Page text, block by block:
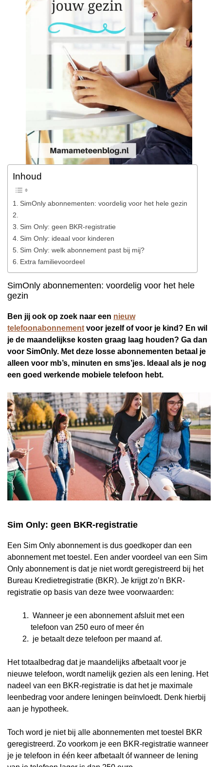
Inhoud
SimOnly abonnementen: voordelig voor het hele gezin
Sim Only: geen BKR-registratie
Sim Only: ideaal voor kinderen
Sim Only: welk abonnement past bij mij?
Extra familievoordeel
SimOnly abonnementen: voordelig voor het hele
gezin
Ben jij ook op zoek naar een nieuw
telefoonabonnement voor jezelf of voor je kind? En wil
je de maandelijkse kosten graag laag houden? Ga dan
voor SimOnly. Met deze losse abonnementen betaal je
alleen voor mb’s, minuten en sms’jes. Ideaal als je nog
een goed werkende mobiele telefoon hebt.
Sim Only: geen BKR-registratie
Een Sim Only abonnement is dus goedkoper dan een
abonnement met toestel. Een ander voordeel van een Sim
Only abonnement is dat je niet wordt geregistreerd bij het
Bureau Kredietregistratie (BKR). Je krijgt zo’n BKR-
registratie op basis van deze twee voorwaarden:
Wanneer je een abonnement afsluit met een
telefoon van 250 euro of meer én
je betaalt deze telefoon per maand af.
Het totaalbedrag dat je maandelijks afbetaalt voor je
nieuwe telefoon, wordt namelijk gezien als een lening. Het
nadeel van een BKR-registratie is dat het je maximale
leenbedrag voor andere leningen beïnvloedt. Denk hierbij
aan je hypotheek.
Toch word je niet bij alle abonnementen met toestel BKR
geregistreerd. Zo voorkom je een BKR-registratie wanneer
je je telefoon in één keer afbetaalt óf wanneer de lening